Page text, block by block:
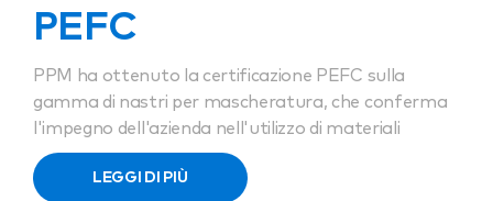
PEFC
PPM ha ottenuto la certificazione PEFC sulla
gamma di nastri per mascheratura, che conferma
l'impegno dell'azienda nell'utilizzo di materiali
sostenibili e di provenienza responsabile per i suoi
prodotti.LEGGI DI PIÙ